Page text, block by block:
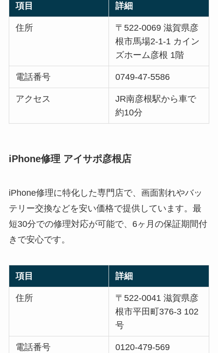
項目 詳細
住所
〒522-0069 滋賀県彦
根市馬場2-1-1 カイン
ズホーム彦根 1階
電話番号 0749-47-5586
アクセス
JR南彦根駅から車で
約10分
iPhone修理 アイサポ彦根店
iPhone修理に特化した専門店で、画面割れやバッ
テリー交換などを安い価格で提供しています。最
短30分での修理対応が可能で、6ヶ月の保証期間付
きで安心です。
項目 詳細
住所
〒522-0041 滋賀県彦
根市平田町376-3 102
号
電話番号 0120-479-569